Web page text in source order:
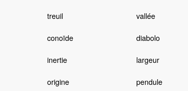
treuil vallée
conoïde diabolo
inertie largeur
origine pendule